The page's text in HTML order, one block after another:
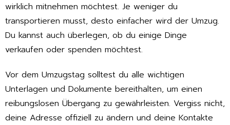
wirklich mitnehmen möchtest. Je weniger du
transportieren musst, desto einfacher wird der Umzug.
Du kannst auch überlegen, ob du einige Dinge
verkaufen oder spenden möchtest.
Vor dem Umzugstag solltest du alle wichtigen
Unterlagen und Dokumente bereithalten, um einen
reibungslosen Übergang zu gewährleisten. Vergiss nicht,
deine Adresse offiziell zu ändern und deine Kontakte